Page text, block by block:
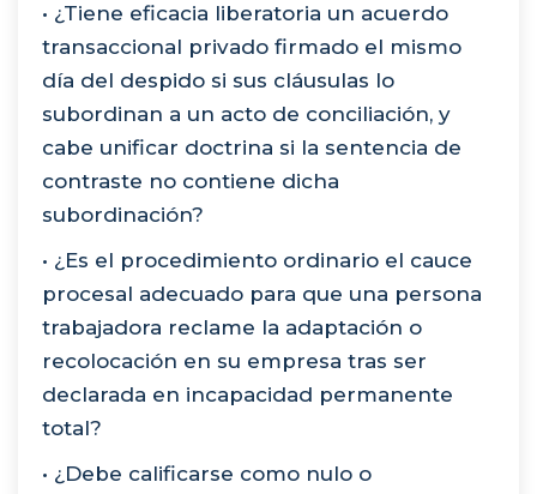
• ¿Tiene eficacia liberatoria un acuerdo
transaccional privado firmado el mismo
día del despido si sus cláusulas lo
subordinan a un acto de conciliación, y
cabe unificar doctrina si la sentencia de
contraste no contiene dicha
subordinación?
• ¿Es el procedimiento ordinario el cauce
procesal adecuado para que una persona
trabajadora reclame la adaptación o
recolocación en su empresa tras ser
declarada en incapacidad permanente
total?
• ¿Debe calificarse como nulo o